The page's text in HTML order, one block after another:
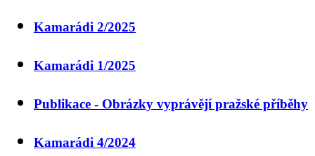
Kamarádi 2/2025
Kamarádi 1/2025
Publikace - Obrázky vyprávějí pražské příběhy
Kamarádi 4/2024